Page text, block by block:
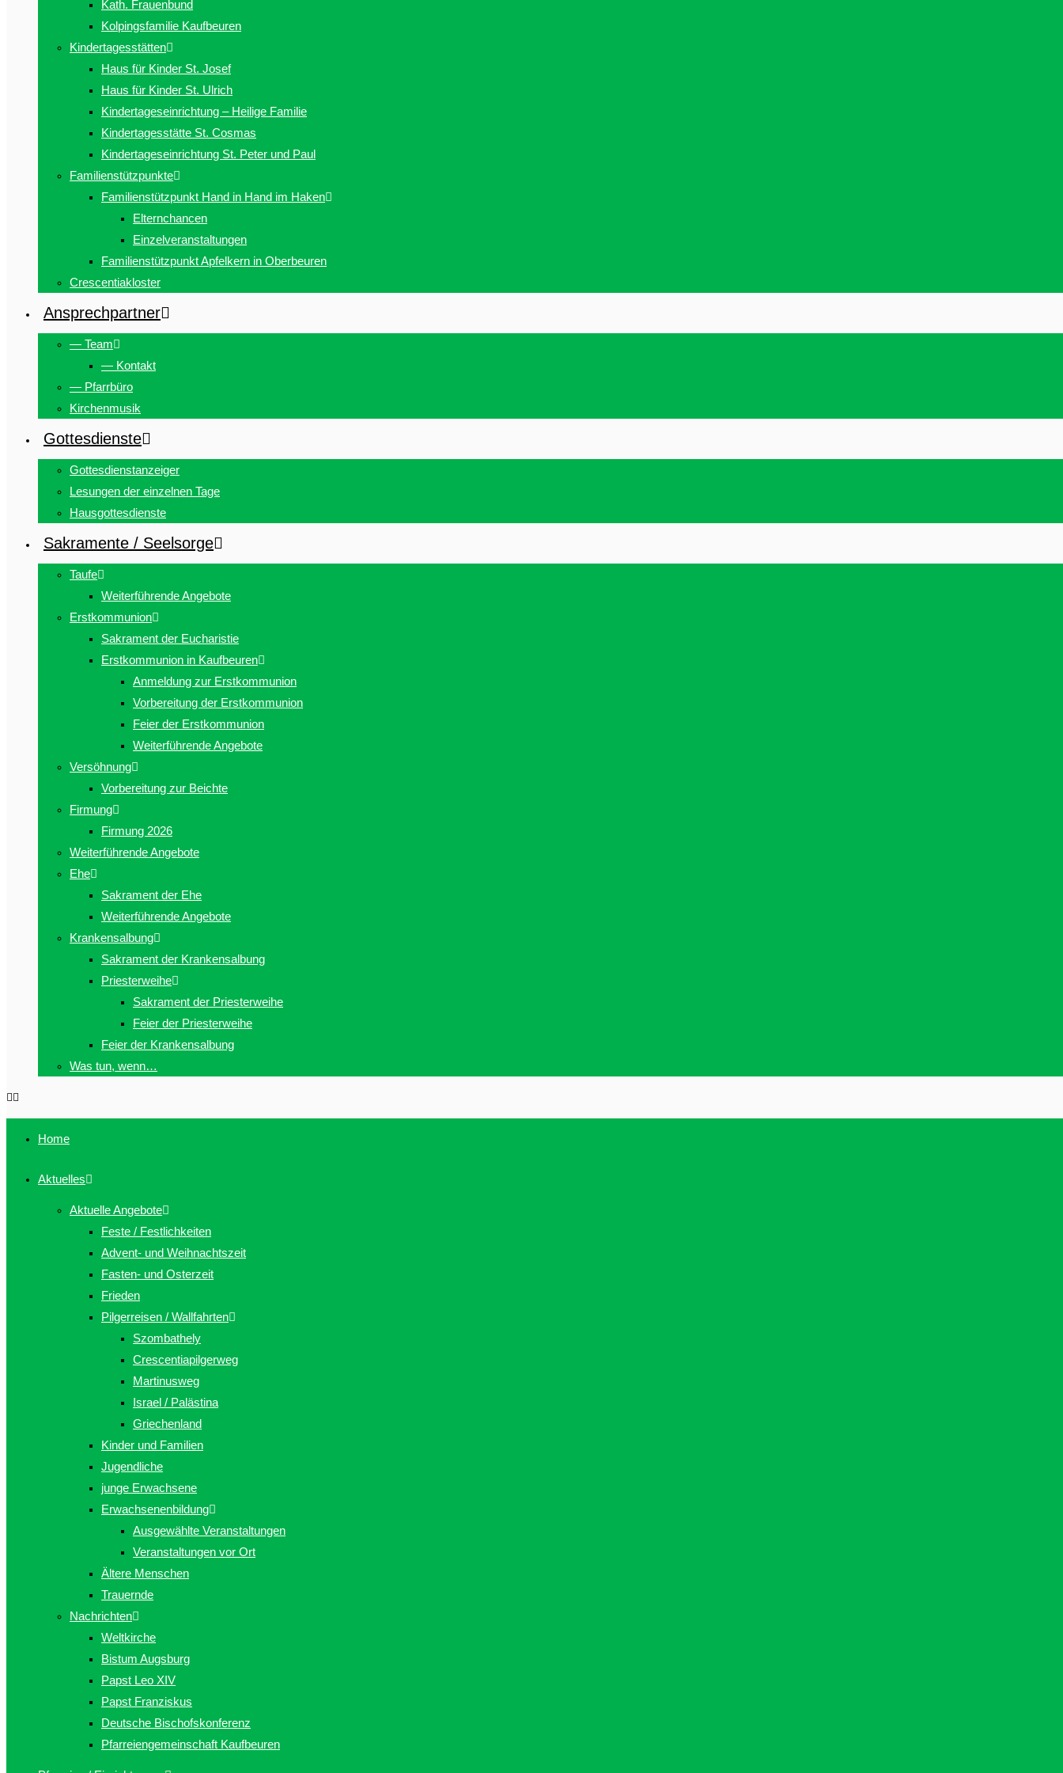
Kath. Frauenbund
Kolpingsfamilie Kaufbeuren
Kindertagesstätten
Haus für Kinder St. Josef
Haus für Kinder St. Ulrich
Kindertageseinrichtung – Heilige Familie
Kindertagesstätte St. Cosmas
Kindertageseinrichtung St. Peter und Paul
Familienstützpunkte
Familienstützpunkt Hand in Hand im Haken
Elternchancen
Einzelveranstaltungen
Familienstützpunkt Apfelkern in Oberbeuren
Crescentiakloster
Ansprechpartner
— Team
— Kontakt
— Pfarrbüro
Kirchenmusik
Gottesdienste
Gottesdienstanzeiger
Lesungen der einzelnen Tage
Hausgottesdienste
Sakramente / Seelsorge
Taufe
Weiterführende Angebote
Erstkommunion
Sakrament der Eucharistie
Erstkommunion in Kaufbeuren
Anmeldung zur Erstkommunion
Vorbereitung der Erstkommunion
Feier der Erstkommunion
Weiterführende Angebote
Versöhnung
Vorbereitung zur Beichte
Firmung
Firmung 2026
Weiterführende Angebote
Ehe
Sakrament der Ehe
Weiterführende Angebote
Krankensalbung
Sakrament der Krankensalbung
Priesterweihe
Sakrament der Priesterweihe
Feier der Priesterweihe
Feier der Krankensalbung
Was tun, wenn…
Home
Aktuelles
Aktuelle Angebote
Feste / Festlichkeiten
Advent- und Weihnachtszeit
Fasten- und Osterzeit
Frieden
Pilgerreisen / Wallfahrten
Szombathely
Crescentiapilgerweg
Martinusweg
Israel / Palästina
Griechenland
Kinder und Familien
Jugendliche
junge Erwachsene
Erwachsenenbildung
Ausgewählte Veranstaltungen
Veranstaltungen vor Ort
Ältere Menschen
Trauernde
Nachrichten
Weltkirche
Bistum Augsburg
Papst Leo XIV
Papst Franziskus
Deutsche Bischofskonferenz
Pfarreiengemeinschaft Kaufbeuren